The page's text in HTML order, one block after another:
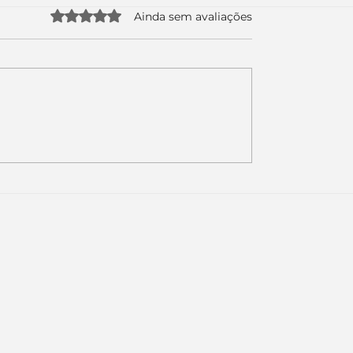
Avaliado com 0 de 5 estrelas.
Ainda sem avaliações